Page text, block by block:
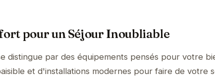
pour un Séjour Inoubliable
distingue par des équipements pensés pour votre
et d'installations modernes pour faire de votre